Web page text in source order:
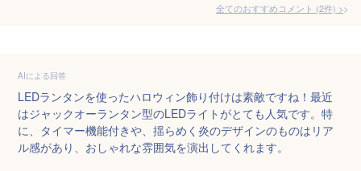
全てのおすすめコメント (2件) >
AIによる回答
LEDランタンを使ったハロウィン飾り付けは素敵ですね！最近
はジャックオーランタン型のLEDライトがとても人気です。特
に、タイマー機能付きや、揺らめく炎のデザインのものはリア
ル感があり、おしゃれな雰囲気を演出してくれます。